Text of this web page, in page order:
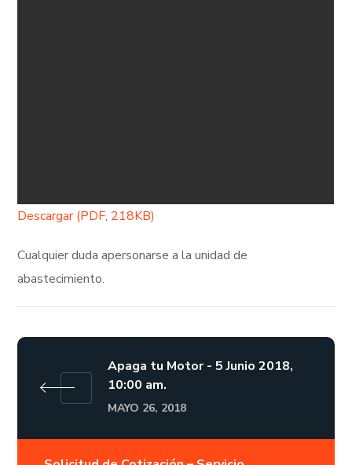
Descargar (PDF, 218KB)
Cualquier duda apersonarse a la unidad de
abastecimiento.
Apaga tu Motor - 5 Junio 2018,
10:00 am.
MAYO 26, 2018